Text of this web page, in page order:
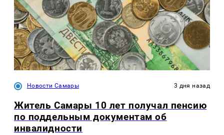
Новости Самары 3 дня назад
Житель Самары 10 лет получал пенсию
по поддельным документам об
инвалидности